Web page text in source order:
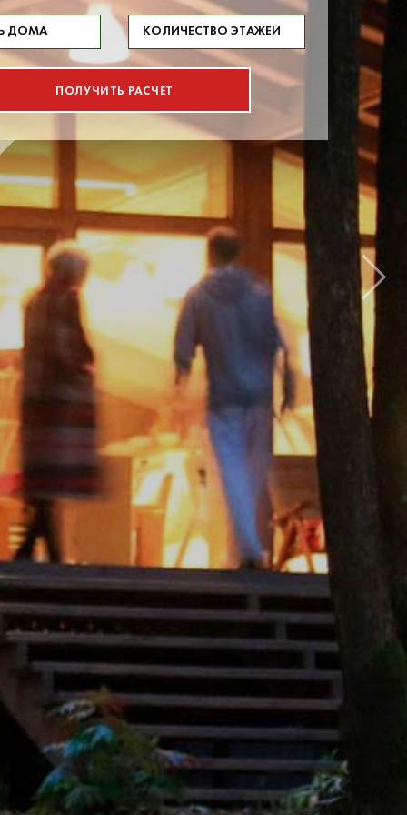
ПОЛУЧИТЬ РАСЧЕТ